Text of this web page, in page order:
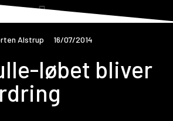
Alstrup 16/07/2014
løbet bliver